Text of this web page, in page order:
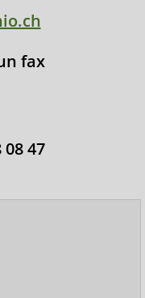
fax
08 47